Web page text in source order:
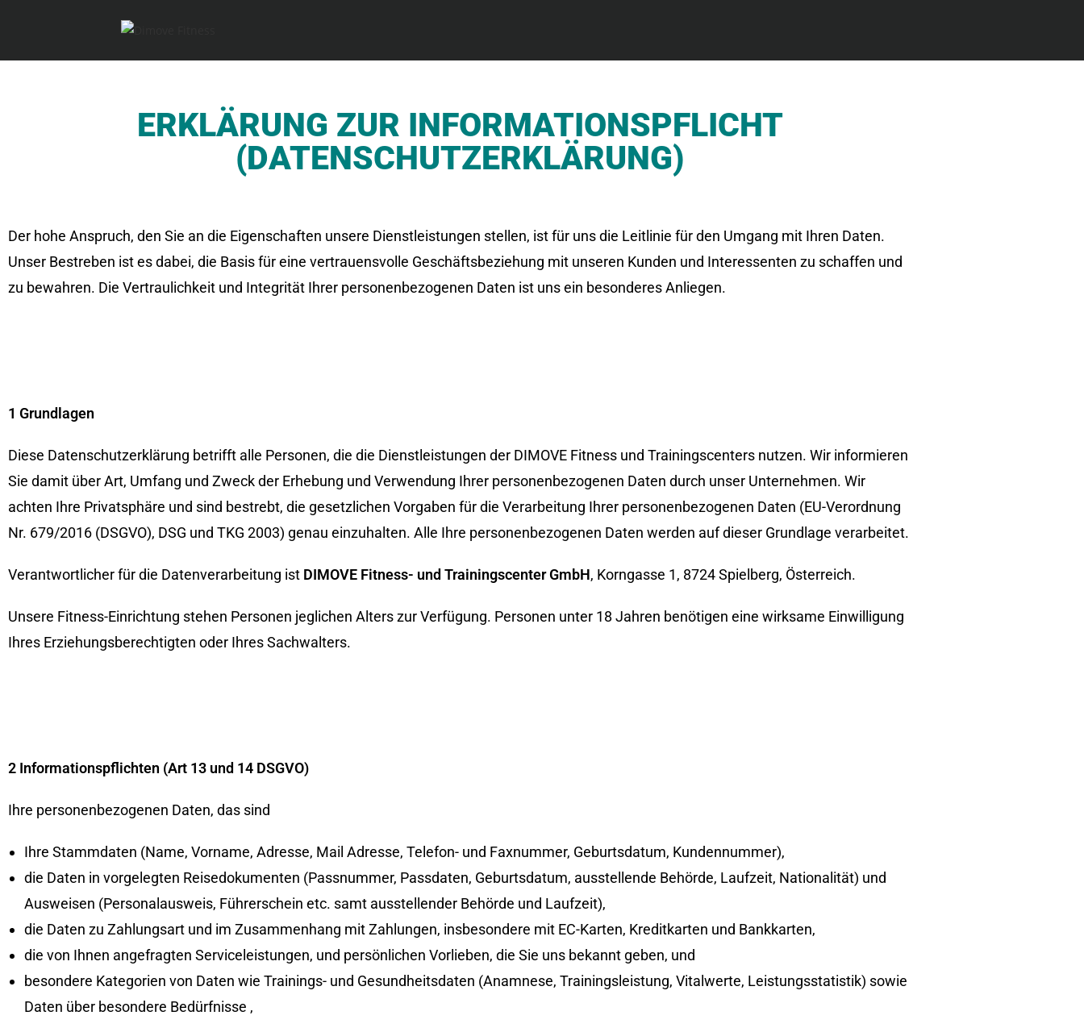
ERKLÄRUNG ZUR INFORMATIONSPFLICHT
(DATENSCHUTZERKLÄRUNG)
Der hohe Anspruch, den Sie an die Eigenschaften unsere Dienstleistungen stellen, ist für uns die Leitlinie für den Umgang mit Ihren Daten.
Unser Bestreben ist es dabei, die Basis für eine vertrauensvolle Geschäftsbeziehung mit unseren Kunden und Interessenten zu schaffen und
zu bewahren. Die Vertraulichkeit und Integrität Ihrer personenbezogenen Daten ist uns ein besonderes Anliegen.
1 Grundlagen
Diese Datenschutzerklärung betrifft alle Personen, die die Dienstleistungen der DIMOVE Fitness und Trainingscenters nutzen. Wir informieren
Sie damit über Art, Umfang und Zweck der Erhebung und Verwendung Ihrer personenbezogenen Daten durch unser Unternehmen. Wir
achten Ihre Privatsphäre und sind bestrebt, die gesetzlichen Vorgaben für die Verarbeitung Ihrer personenbezogenen Daten (EU-Verordnung
Nr. 679/2016 (DSGVO), DSG und TKG 2003) genau einzuhalten. Alle Ihre personenbezogenen Daten werden auf dieser Grundlage verarbeitet.
Verantwortlicher für die Datenverarbeitung ist DIMOVE Fitness- und Trainingscenter GmbH, Korngasse 1, 8724 Spielberg, Österreich.
Unsere Fitness-Einrichtung stehen Personen jeglichen Alters zur Verfügung. Personen unter 18 Jahren benötigen eine wirksame Einwilligung
Ihres Erziehungsberechtigten oder Ihres Sachwalters.
2 Informationspflichten (Art 13 und 14 DSGVO)
Ihre personenbezogenen Daten, das sind
Ihre Stammdaten (Name, Vorname, Adresse, Mail Adresse, Telefon- und Faxnummer, Geburtsdatum, Kundennummer),
die Daten in vorgelegten Reisedokumenten (Passnummer, Passdaten, Geburtsdatum, ausstellende Behörde, Laufzeit, Nationalität) und
Ausweisen (Personalausweis, Führerschein etc. samt ausstellender Behörde und Laufzeit),
die Daten zu Zahlungsart und im Zusammenhang mit Zahlungen, insbesondere mit EC-Karten, Kreditkarten und Bankkarten,
die von Ihnen angefragten Serviceleistungen, und persönlichen Vorlieben, die Sie uns bekannt geben, und
besondere Kategorien von Daten wie Trainings- und Gesundheitsdaten (Anamnese, Trainingsleistung, Vitalwerte, Leistungsstatistik) sowie
Daten über besondere Bedürfnisse ,